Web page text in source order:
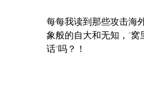
每每我读到那些攻击海
象般的自大和无知，"
话"吗？！